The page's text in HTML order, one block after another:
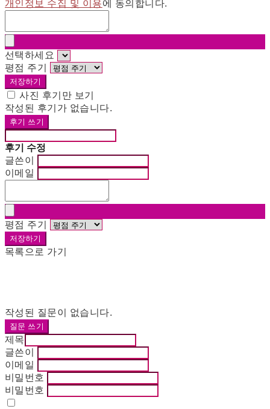
개인정보 수집 및 이용에 동의합니다.
선택하세요
평점 주기
저장하기
사진 후기만 보기
작성된 후기가 없습니다.
후기 쓰기
후기 수정
글쓴이
이메일
평점 주기
저장하기
목록으로 가기
작성된 질문이 없습니다.
질문 쓰기
제목
글쓴이
이메일
비밀번호
비밀번호